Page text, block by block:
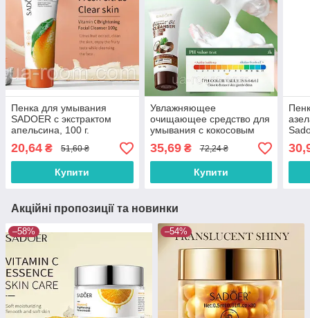
Пенка для умывания
SADOER с экстрактом
апельсина, 100 г.
20,64 ₴ 51,60 ₴
Купити
Увлажняющее
очищающее средство для
умывания с кокосовым
маслом SADOER, 100г.
35,69₴ 72,24 ₴
Купити
Акційні пропозиції та новинки
–58% –54%